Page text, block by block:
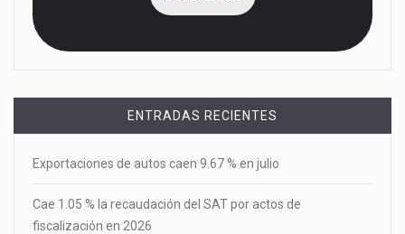
ENTRADAS RECIENTES
Exportaciones de autos caen 9.67 % en julio
Cae 1.05 % la recaudación del SAT por actos de
fiscalización en 2026